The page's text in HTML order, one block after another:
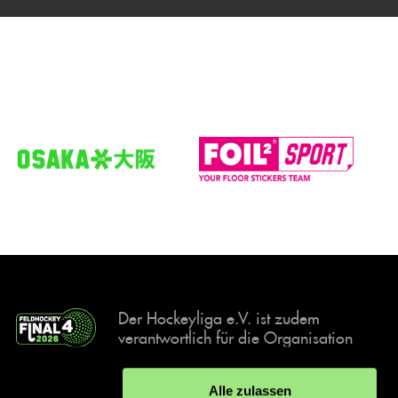
Alle zulassen
Der Hockeyliga e.V. ist zudem
verantwortlich für die Organisation
Events, der deutschen Hockey-